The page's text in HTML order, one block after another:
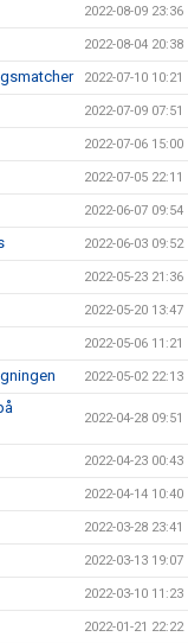
2022-08-09 23:36
2022-08-04 20:38
2022-07-10 10:21
2022-07-09 07:51
2022-07-06 15:00
2022-07-05 22:11
2022-06-07 09:54
2022-06-03 09:52
2022-05-23 21:36
2022-05-20 13:47
2022-05-06 11:21
2022-05-02 22:13
2022-04-28 09:51
2022-04-23 00:43
2022-04-14 10:40
2022-03-28 23:41
2022-03-13 19:07
2022-03-10 11:23
2022-01-21 22:22